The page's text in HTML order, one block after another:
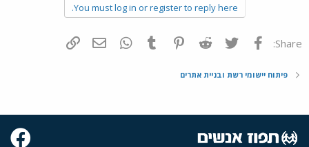
You must log in or register to reply here.
Share: פייסבוק Twitter
Reddit
Pinterest
Tumblr
WhatsAppדואר אלקטרוני
פיתוח יישומי רשת ובניית אתרים